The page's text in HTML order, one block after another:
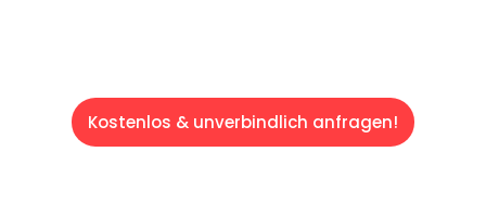
Kostenlos & unverbindlich anfragen!